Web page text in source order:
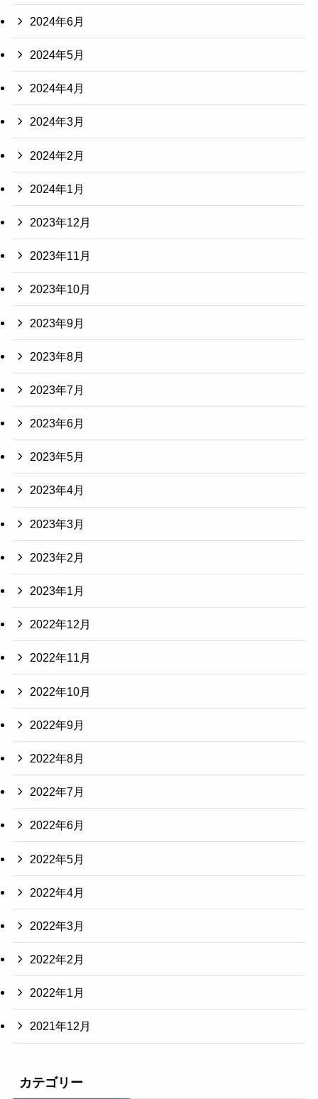
2024年6月
2024年5月
2024年4月
2024年3月
2024年2月
2024年1月
2023年12月
2023年11月
2023年10月
2023年9月
2023年8月
2023年7月
2023年6月
2023年5月
2023年4月
2023年3月
2023年2月
2023年1月
2022年12月
2022年11月
2022年10月
2022年9月
2022年8月
2022年7月
2022年6月
2022年5月
2022年4月
2022年3月
2022年2月
2022年1月
2021年12月
カテゴリー